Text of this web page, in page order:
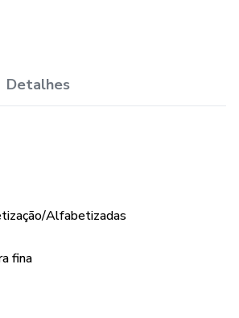
Detalhes
Alfabetizadas
fina